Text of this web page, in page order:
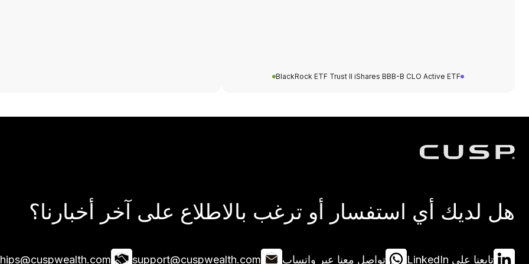
BlackRock ETF Trust II iShares BBB-B CLO Active ETF
هل لديك أي استفسار أو ترغب بالاطلاع على آخر أخبارنا؟
تابعنا على LinkedIn تواصل معنا عبر واتساب support@cuspwealth.com